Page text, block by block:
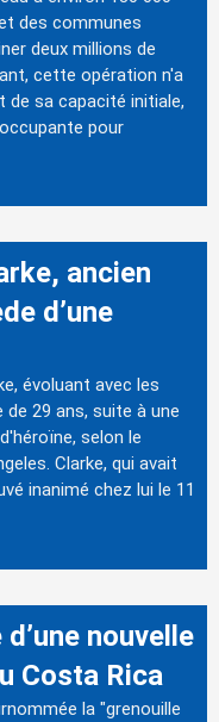
des communes
deux millions de
cette opération n'a
de sa capacité initiale,
pour
ancien
d’une
évoluant avec les
de 29 ans, suite à une
selon le
Clarke, qui avait
inanimé chez lui le 11
nouvelle
Costa Rica
la "grenouille